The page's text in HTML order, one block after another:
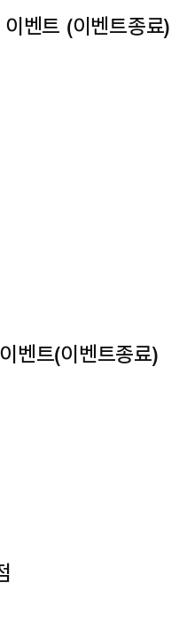
벤트 (이벤트종료)
벤트(이벤트종료)